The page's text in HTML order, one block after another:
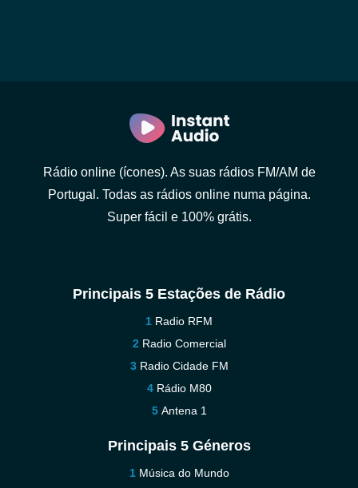
Rádio online (ícones). As suas rádios FM/AM de
Portugal. Todas as rádios online numa página.
Super fácil e 100% grátis.
Principais 5 Estações de Rádio
Radio RFM
Radio Comercial
Radio Cidade FM
Rádio M80
Antena 1
Principais 5 Géneros
Música do Mundo